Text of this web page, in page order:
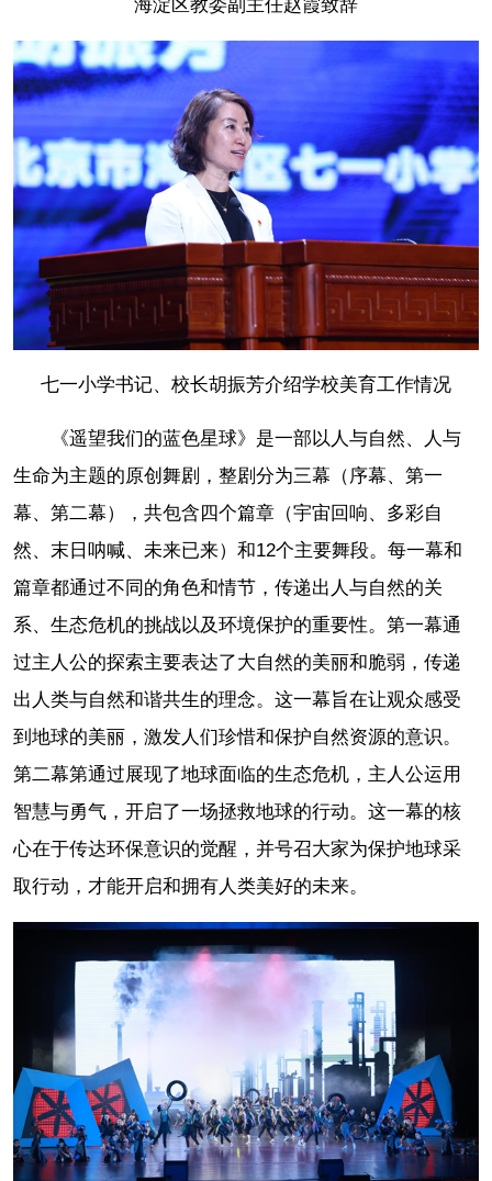
海淀区教委副主任赵霞致辞
七一小学书记、校长胡振芳介绍学校美育工作情况
《遥望我们的蓝色星球》是一部以人与自然、人与
生命为主题的原创舞剧，整剧分为三幕（序幕、第一
幕、第二幕），共包含四个篇章（宇宙回响、多彩自
然、末日呐喊、未来已来）和12个主要舞段。每一幕和
篇章都通过不同的角色和情节，传递出人与自然的关
系、生态危机的挑战以及环境保护的重要性。第一幕通
过主人公的探索主要表达了大自然的美丽和脆弱，传递
出人类与自然和谐共生的理念。这一幕旨在让观众感受
到地球的美丽，激发人们珍惜和保护自然资源的意识。
第二幕第通过展现了地球面临的生态危机，主人公运用
智慧与勇气，开启了一场拯救地球的行动。这一幕的核
心在于传达环保意识的觉醒，并号召大家为保护地球采
取行动，才能开启和拥有人类美好的未来。